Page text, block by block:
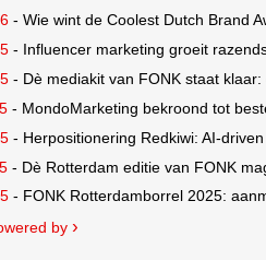
- Wie wint de Coolest Dutch Brand
- Influencer marketing groeit
- Dè mediakit van FONK staat
- MondoMarketing bekroond tot
- Herpositionering Redkiwi: AI-
- Dè Rotterdam editie van FONK
- FONK Rotterdamborrel 2025:
by